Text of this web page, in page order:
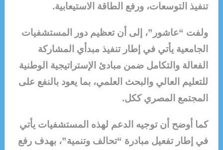
تنفيذ التوسعات، ورفع الطاقة الاستيعابية.
ولفت “عاشور”، إلى أن تعظيم دور المستشفيات
الجامعية يأتي في إطار تنفيذ مبدأي المشاركة
الفعالة والتكامل ضمن مبادئ الإستراتيجية الوطنية
للتعليم العالي والبحث العلمي، بما يعود بالنفع على
المجتمع المصري ككل.
كما أوضح أن توجيه الدعم لهذه المستشفيات يأتي
في إطار تفعيل مبادرة “تحالف وتنمية”، بهدف رفع